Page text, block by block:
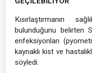
Kısırlaştırmanın
bulunduğunu belirten
enfeksiyonları
kaynaklı kist ve
söyledi.